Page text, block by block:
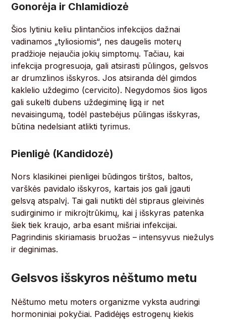
Gonorėja ir Chlamidiozė
Šios lytiniu keliu plintančios infekcijos dažnai
vadinamos „tyliosiomis“, nes daugelis moterų
pradžioje nejaučia jokių simptomų. Tačiau, kai
infekcija progresuoja, gali atsirasti pūlingos, gelsvos
ar drumzlinos išskyros. Jos atsiranda dėl gimdos
kaklelio uždegimo (cervicito). Negydomos šios ligos
gali sukelti dubens uždegiminę ligą ir net
nevaisingumą, todėl pastebėjus pūlingas išskyras,
būtina nedelsiant atlikti tyrimus.
Pienligė (Kandidozė)
Nors klasikinei pienligei būdingos tirštos, baltos,
varškės pavidalo išskyros, kartais jos gali įgauti
gelsvą atspalvį. Tai gali nutikti dėl stipraus gleivinės
sudirginimo ir mikroįtrūkimų, kai į išskyras patenka
šiek tiek kraujo, arba esant mišriai infekcijai.
Pagrindinis skiriamasis bruožas – intensyvus niežulys
ir deginimas.
Gelsvos išskyros nėštumo metu
Nėštumo metu moters organizme vyksta audringi
hormoniniai pokyčiai. Padidėjęs estrogenų kiekis